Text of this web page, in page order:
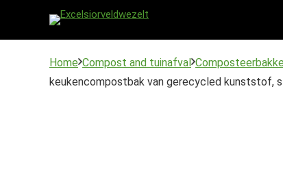
Home Compost and tuinafval
keukencompostbak van gerecycled kunststof,